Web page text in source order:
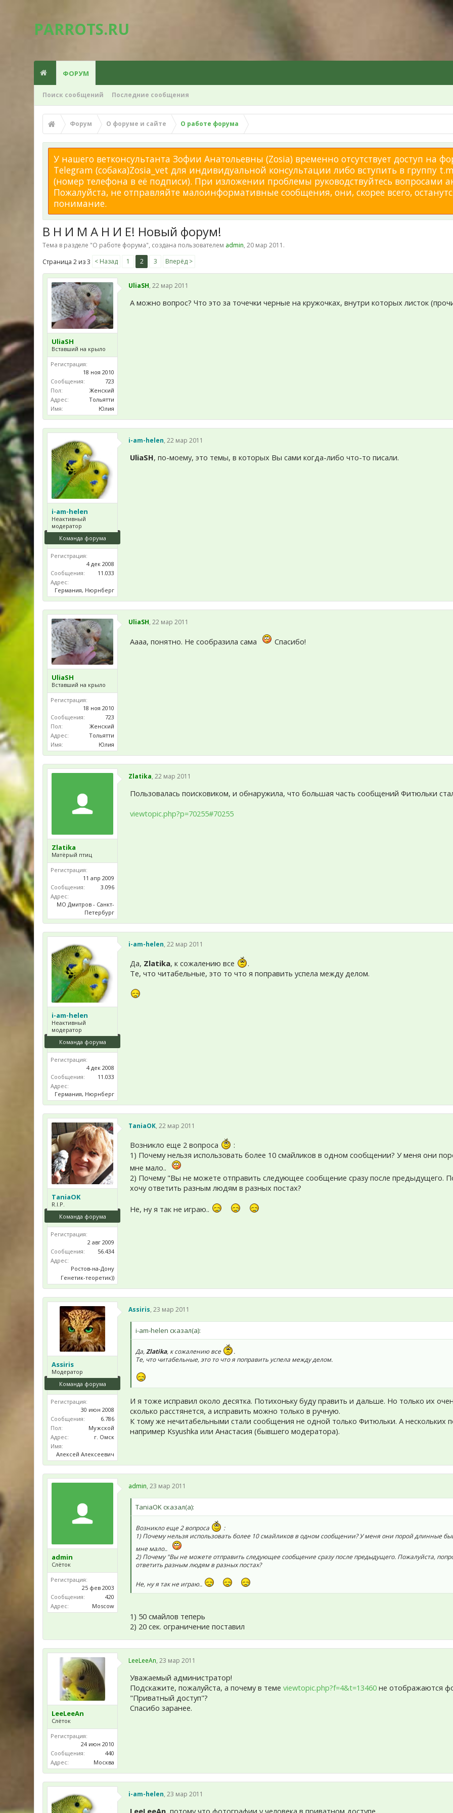
PARROTS.RU
ФОРУМ
Поиск сообщений Последние сообщения
Форум О форуме и сайте О работе форума
У нашего ветконсультанта Зофии Анатольевны (Zosia) временно отсутствует доступ на
Telegram (собака)Zosia_vet для индивидуальной консультации либо вступить в группу
(номер телефона в её подписи). При изложении проблемы руководствуйтесь вопросами
Пожалуйста, не отправляйте малоинформативные сообщения, они, скорее всего,
понимание.
В Н И М А Н И Е! Новый форум!
Тема в разделе "О работе форума", создана пользователем admin,20 мар 2011 .
Страница 2 из 3 < Назад 1 2 3 Вперёд >
UliaSH
Вставший на крыло
Регистрация:
18 ноя 2010
Сообщения:
723
Пол:
Женский
Адрес:
Тольятти
Имя:
Юлия
UliaSH, 22 мар 2011
А можно вопрос? Что это за точечки черные на кружочках, внутри которых листок
i-am-helen
Неактивный
модератор
Команда форума
Регистрация:
4 дек 2008
Сообщения:
11.033
Адрес:
Германия, Нюрнберг
i-am-helen, 22 мар 2011
UliaSH, по-моему, это темы, в которых Вы сами когда-либо что-то писали.
UliaSH
Вставший на крыло
Регистрация:
18 ноя 2010
Сообщения:
723
Пол:
Женский
Адрес:
Тольятти
Имя:
Юлия
UliaSH, 22 мар 2011
Аааа, понятно. Не сообразила сама Спасибо!
Zlatika
Матёрый птиц
Регистрация:
11 апр 2009
Сообщения:
3.096
Адрес:
МО Дмитров - Санкт-
Петербург
Zlatika, 22 мар 2011
Пользовалась поисковиком, и обнаружила, что большая часть сообщений Фитюльки
viewtopic.php?p=70255#70255
i-am-helen
Неактивный
модератор
Команда форума
Регистрация:
4 дек 2008
Сообщения:
11.033
Адрес:
Германия, Нюрнберг
i-am-helen, 22 мар 2011
Да, Zlatika, к сожалению все
.
Те, что читабельные, это то что я поправить успела между делом.
TaniaOK
R.I.P.
Команда форума
Регистрация:
2 авг 2009
Сообщения:
56.434
Адрес:
Ростов-на-Дону
Генетик-теоретик))
TaniaOK, 22 мар 2011
Возникло еще 2 вопроса
:
1) Почему нельзя использовать более 10 смайликов в одном сообщении? У меня они
мне мало..
2) Почему "Вы не можете отправить следующее сообщение сразу после предыдущего.
хочу ответить разным людям в разных постах?
Не, ну я так не играю..
Assiris
Модератор
Команда форума
Регистрация:
30 июн 2008
Сообщения:
6.786
Пол:
Мужской
Адрес:
г. Омск
Имя:
Алексей Алексеевич
Assiris, 23 мар 2011
i-am-helen сказал(а):
Да,Zlatika, к сожалению все
.
Те, что читабельные, это то что я поправить успела между делом.
И я тоже исправил около десятка. Потихоньку буду править и дальше. Но только их
сколько расстянется, а исправить можно только в ручную.
К тому же нечитабельными стали сообщения не одной только Фитюльки. А нескольких
например Ksyushka или Анастасия (бывшего модератора).
admin
Слёток
Регистрация:
25 фев 2003
Сообщения:
420
Адрес:
Moscow
admin, 23 мар 2011
TaniaOK сказал(а):
Возникло еще 2 вопроса
:
1) Почему нельзя использовать более 10 смайликов в одном сообщении? У меня они порой длинные
мне мало..
2) Почему "Вы не можете отправить следующее сообщение сразу после предыдущего. Пожалуйста,
ответить разным людям в разных постах?
Не, ну я так не играю..
1) 50 смайлов теперь
2) 20 сек. ограничение поставил
LeeLeeAn
Слёток
Регистрация:
24 июн 2010
Сообщения:
440
Адрес:
Москва
LeeLeeAn, 23 мар 2011
Уважаемый администратор!
Подскажите, пожалуйста, а почему в темеviewtopic.php?f=4&t=13460 не отображаются
"Приватный доступ"?
Спасибо заранее.
i-am-helen, 23 мар 2011
LeeLeeAn , потому что фотографии у человека в приватном доступе ...